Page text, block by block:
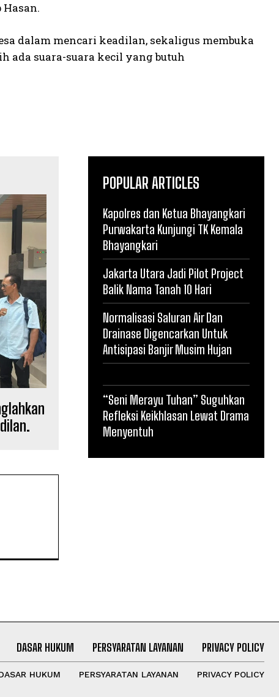
dalam mencari keadilan, sekaligus membuka
ada suara-suara kecil yang butuh
POPULAR ARTICLES
Kapolres dan Ketua Bhayangkari
Purwakarta Kunjungi TK Kemala
Bhayangkari
Jakarta Utara Jadi Pilot Project
Balik Nama Tanah 10 Hari
Normalisasi Saluran Air Dan
Drainase Digencarkan Untuk
Antisipasi Banjir Musim Hujan
“Seni Merayu Tuhan” Suguhkan
Refleksi Keikhlasan Lewat Drama
Menyentuh
DASAR HUKUM PERSYARATAN LAYANAN PRIVACY POLICY
HUKUM PERSYARATAN LAYANAN PRIVACY POLICY